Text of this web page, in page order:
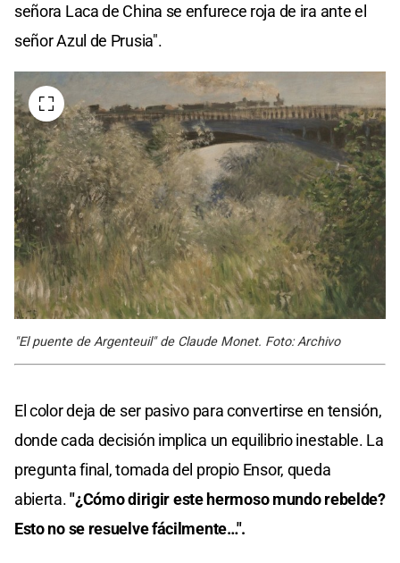
señora Laca de China se enfurece roja de ira ante el
señor Azul de Prusia".
"El puente de Argenteuil" de Claude Monet. Foto: Archivo
El color deja de ser pasivo para convertirse en tensión,
donde cada decisión implica un equilibrio inestable. La
pregunta final, tomada del propio Ensor, queda
abierta."¿Cómo dirigir este hermoso mundo rebelde?
Esto no se resuelve fácilmente…".